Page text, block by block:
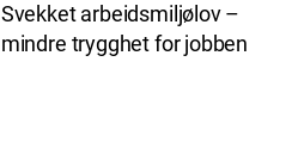
Svekket arbeidsmiljølov –
mindre trygghet for jobben